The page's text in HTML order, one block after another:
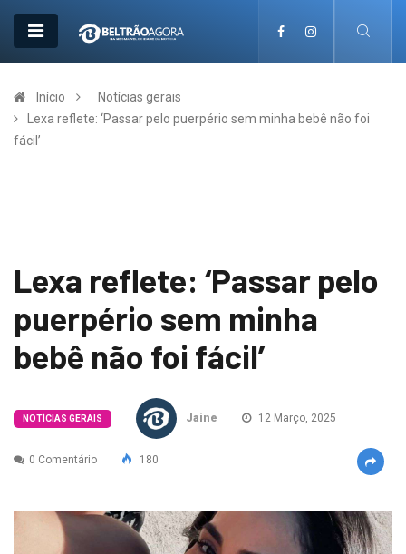
Início
Notícias gerais
Lexa reflete: ‘Passar pelo puerpério sem minha bebê não foi
fácil’
Lexa reflete: ‘Passar pelo
puerpério sem minha
bebê não foi fácil’
NOTÍCIAS GERAIS Jaine 12 Março, 2025
0 Comentário 180